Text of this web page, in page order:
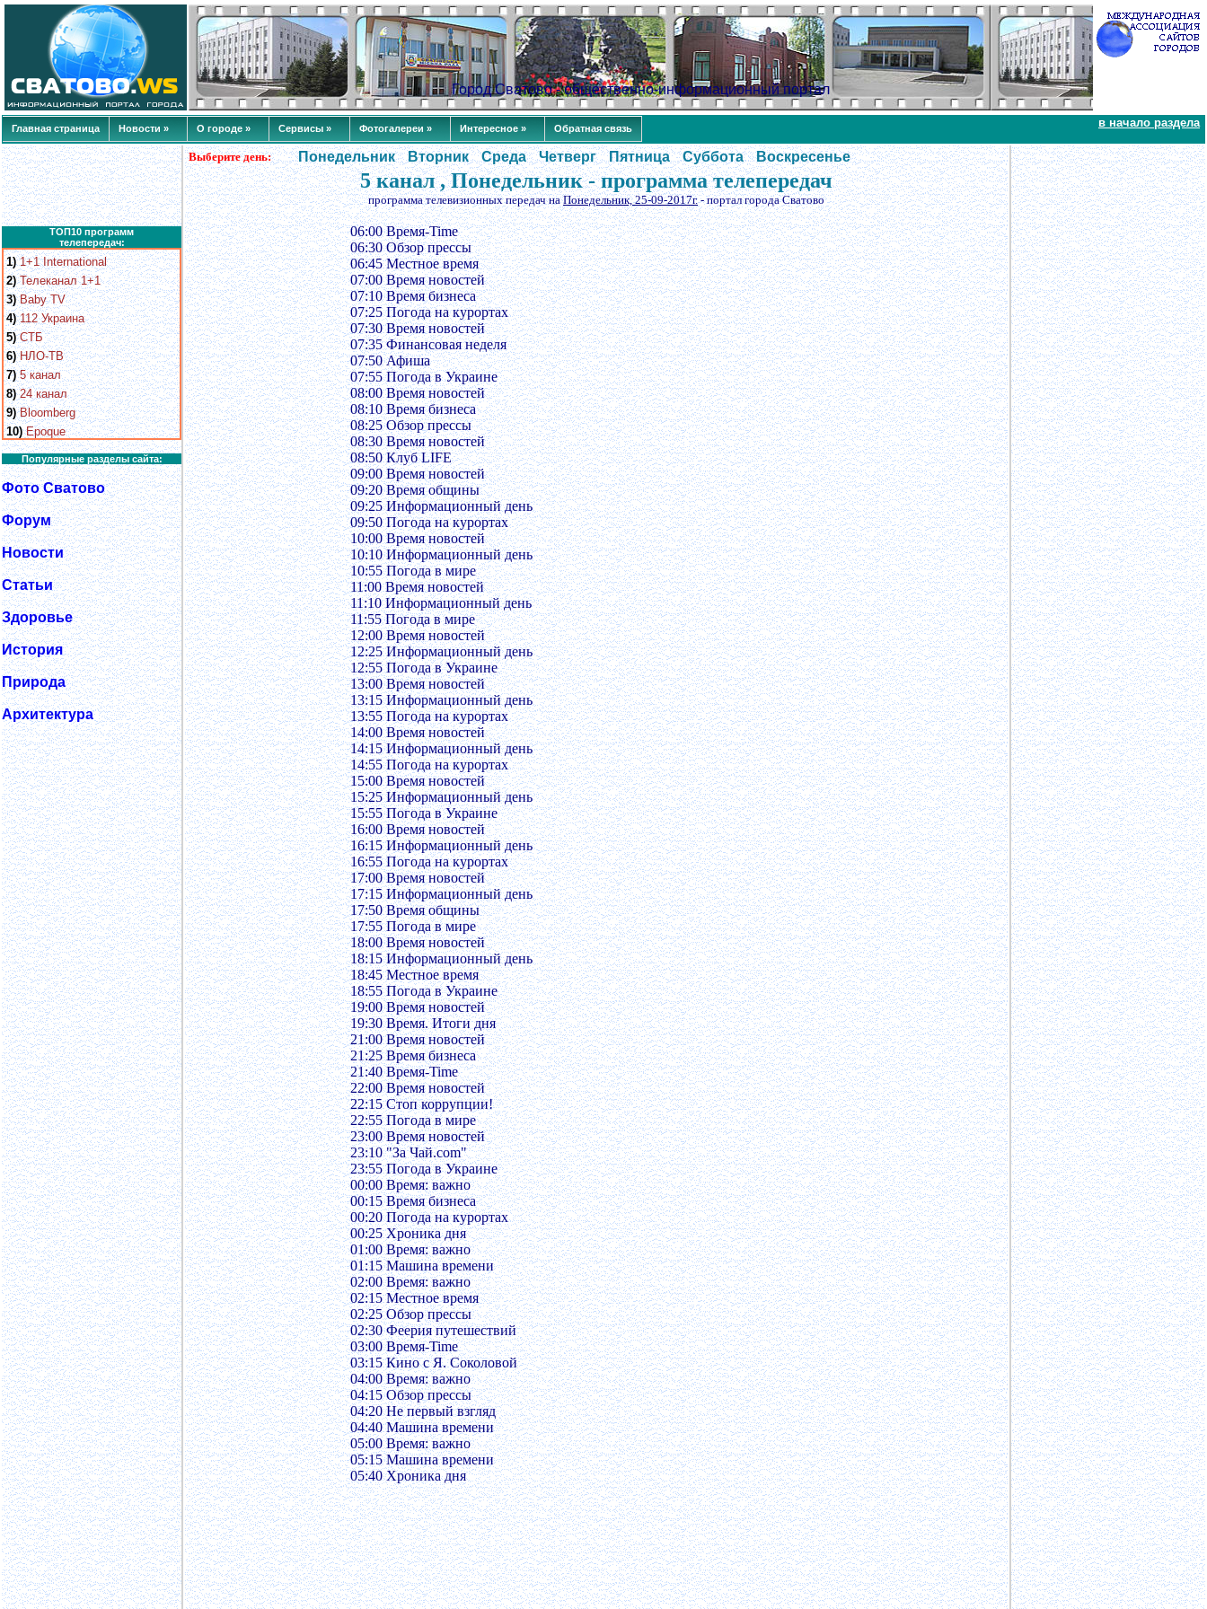
Город Сватово - общественно-информационный портал
Главная страница Новости » О городе » Сервисы » Фотогалереи » Интересное » Обратная связь в начало раздела
ТОП10 программ
телепередач:
1) 1+1 International
2) Телеканал 1+1
3) Baby TV
4) 112 Украина
5) СТБ
6) НЛО-ТВ
7) 5 канал
8) 24 канал
9) Bloomberg
10) Epoque
Популярные разделы сайта:
Фото Сватово
Форум
Новости
Статьи
Здоровье
История
Природа
Архитектура
Выберите день: Понедельник Вторник Среда Четверг Пятница Суббота Воскресенье
5 канал , Понедельник - программа телепередач
программа телевизионных передач наПонедельник, 25-09-2017г.- портал города Сватово
06:00 Время-Time
06:30 Обзор прессы
06:45 Местное время
07:00 Время новостей
07:10 Время бизнеса
07:25 Погода на курортах
07:30 Время новостей
07:35 Финансовая неделя
07:50 Афиша
07:55 Погода в Украине
08:00 Время новостей
08:10 Время бизнеса
08:25 Обзор прессы
08:30 Время новостей
08:50 Клуб LIFE
09:00 Время новостей
09:20 Время общины
09:25 Информационный день
09:50 Погода на курортах
10:00 Время новостей
10:10 Информационный день
10:55 Погода в мире
11:00 Время новостей
11:10 Информационный день
11:55 Погода в мире
12:00 Время новостей
12:25 Информационный день
12:55 Погода в Украине
13:00 Время новостей
13:15 Информационный день
13:55 Погода на курортах
14:00 Время новостей
14:15 Информационный день
14:55 Погода на курортах
15:00 Время новостей
15:25 Информационный день
15:55 Погода в Украине
16:00 Время новостей
16:15 Информационный день
16:55 Погода на курортах
17:00 Время новостей
17:15 Информационный день
17:50 Время общины
17:55 Погода в мире
18:00 Время новостей
18:15 Информационный день
18:45 Местное время
18:55 Погода в Украине
19:00 Время новостей
19:30 Время. Итоги дня
21:00 Время новостей
21:25 Время бизнеса
21:40 Время-Time
22:00 Время новостей
22:15 Стоп коррупции!
22:55 Погода в мире
23:00 Время новостей
23:10 "За Чай.com"
23:55 Погода в Украине
00:00 Время: важно
00:15 Время бизнеса
00:20 Погода на курортах
00:25 Хроника дня
01:00 Время: важно
01:15 Машина времени
02:00 Время: важно
02:15 Местное время
02:25 Обзор прессы
02:30 Феерия путешествий
03:00 Время-Time
03:15 Кино с Я. Соколовой
04:00 Время: важно
04:15 Обзор прессы
04:20 Не первый взгляд
04:40 Машина времени
05:00 Время: важно
05:15 Машина времени
05:40 Хроника дня